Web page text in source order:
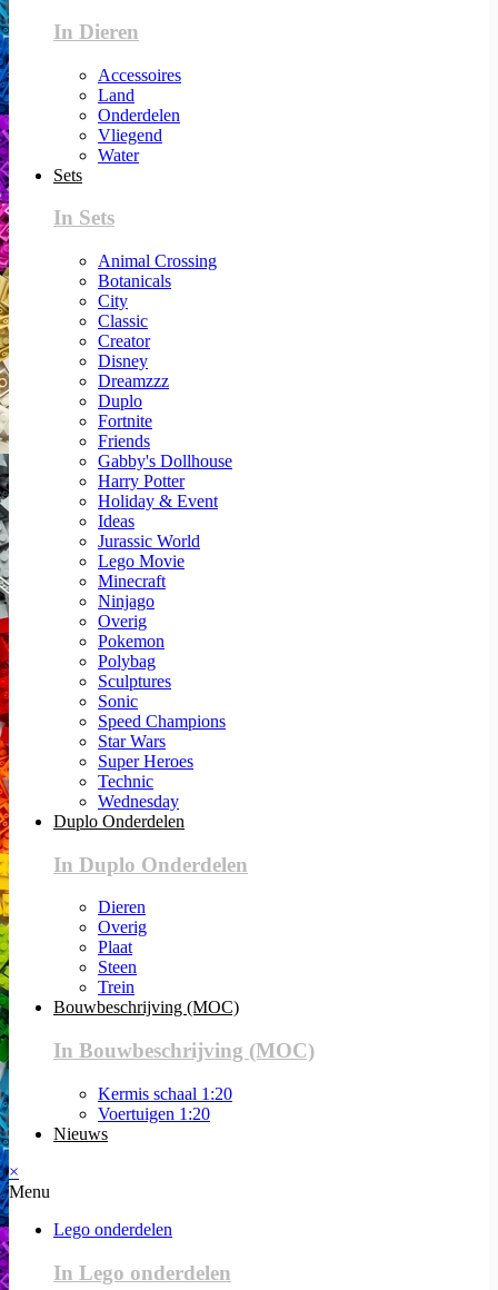
In Dieren
Accessoires
Land
Onderdelen
Vliegend
Water
Sets
In Sets
Animal Crossing
Botanicals
City
Classic
Creator
Disney
Dreamzzz
Duplo
Fortnite
Friends
Gabby's Dollhouse
Harry Potter
Holiday & Event
Ideas
Jurassic World
Lego Movie
Minecraft
Ninjago
Overig
Pokemon
Polybag
Sculptures
Sonic
Speed Champions
Star Wars
Super Heroes
Technic
Wednesday
Duplo Onderdelen
In Duplo Onderdelen
Dieren
Overig
Plaat
Steen
Trein
Bouwbeschrijving (MOC)
In Bouwbeschrijving (MOC)
Kermis schaal 1:20
Voertuigen 1:20
Nieuws
×
Menu
Lego onderdelen
In Lego onderdelen